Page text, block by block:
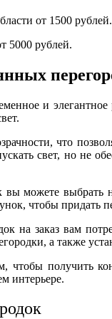
от 1500 рублей.
5000 рублей.
и
что
свет, но не
можете выбрать
чтобы
на заказ вам
а также
чтобы получить
интерьере.